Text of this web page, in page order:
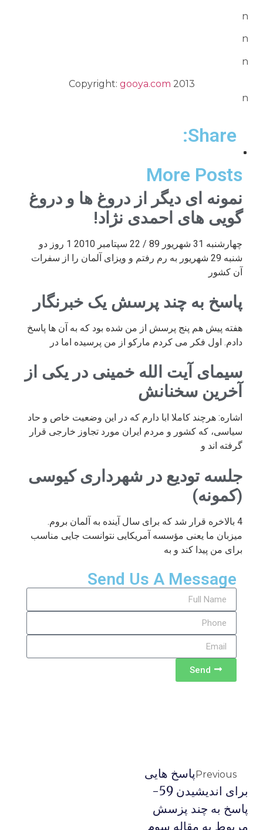
n
n
n
Copyright: gooya.com 2013
n
Share:
More Posts
نمونه ای دیگر از دروغ ها و دروغ
گویی های احمدی نژاد!
چهارشنبه 31 شهریور 89 / 22 سپتامبر 2010 1 روز دو
شنبه 29 شهریور به رم رفتم و ویزای آلمان را از سفرات
آن کشور
پاسخ به چند پرسش یک خبرنگار
هفته پیش هم پنج پرسش از من شده بود که به آن ها پاسخ
دادم. اول فکر می کردم مارکو از من پرسیده اما در
سیمای آیت الله خمینی در یکی از
آخرین سخنانش
اشاره: هرچند کاملا ابا دارم که در این وضعیت خاص و حاد
سیاسی، که کشور و مردم ایران مورد تجاوز خارجی قرار
گرفته اند و
جلسه تودیع در شهرداری کیوسی
(کمونه)
4 بالاخره قرار شد که برای سال آینده به آلمان بروم.
میزبان ما یعنی مؤسسه آمریکایی نتوانست جایی مناسب
برای من پیدا کند و به
Send Us A Message
Send
Previousپاسخ هایی
برای اندیشیدن 59-
پاسخ به چند پزسش
مربوط به مقاله سوم